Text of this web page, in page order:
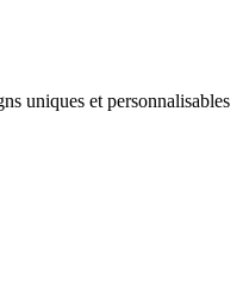
uniques et personnalisables